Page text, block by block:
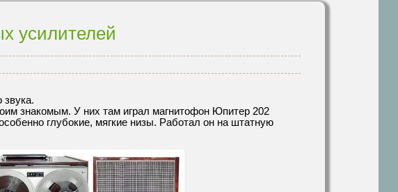
усилителей
звука.
знакомым. У них там играл магнитофон Юпитер 202
глубокие, мягкие низы. Работал он на штатную